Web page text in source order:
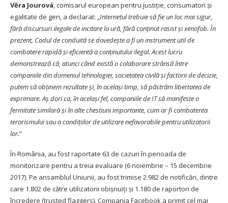
Vĕra Jourová, comisarul european pentru justiție, consumatori și
egalitate de gen, a declarat: „Internetul trebuie să fie un loc mai sigur,
fără discursuri ilegale de incitare la ură, fără conținut rasist și xenofob. În
prezent, Codul de conduită se dovedește a fi un instrument util de
combatere rapidă și eficientă a conținutului ilegal. Acest lucru
demonstrează că, atunci când există o colaborare strânsă între
companiile din domeniul tehnologiei, societatea civilă și factorii de decizie,
putem să obținem rezultate și, în același timp, să păstrăm libertatea de
exprimare. Aș dori ca, în același fel, companiile de IT să manifeste o
fermitate similară și în alte chestiuni importante, cum ar fi combaterea
terorismului sau a condițiilor de utilizare nefavorabile pentru utilizatorii
lor.”
În România, au fost raportate 63 de cazuri în perioada de
monitorizare pentru a treia evaluare (6 noiembrie – 15 decembrie
2017). Pe ansamblul Uniunii, au fost trimise 2.982 de notificări, dintre
care 1.802 de către utilizatorii obișnuiți și 1.180 de raportori de
încredere (trusted flaggers). Compania Facebook a primit cel mai